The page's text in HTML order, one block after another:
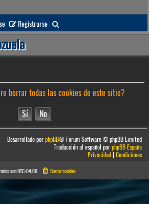
Registrarse
u
a
r
borrar todas las cookies de este sitio?
Desarrollado porphpBB® Forum Software © phpBB Limited
Traducción al español porphpBB España
Privacidad|Condiciones
sonUTC-04:00 Borrar cookies